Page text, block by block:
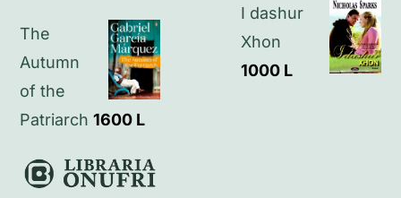
The
Autumn
of the
Patriarch 1600 L
I dashur
Xhon
1000 L